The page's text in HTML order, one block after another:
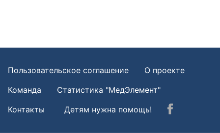
Пользовательское соглашение
О проекте
Команда
Статистика "МедЭлемент"
Контакты
Детям нужна помощь!